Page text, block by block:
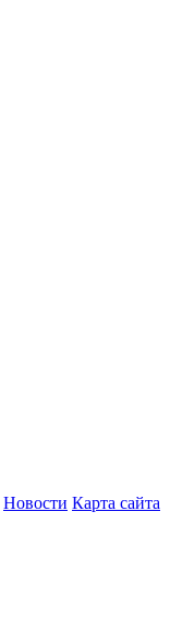
Новости Карта сайта